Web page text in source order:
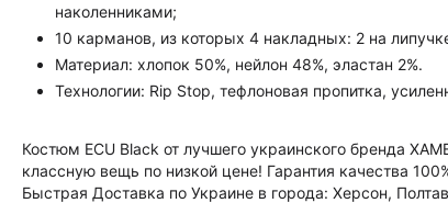
наколенниками;
10 карманов, из которых 4 накладных: 2 на
Материал: хлопок 50%, нейлон 48%, эластан 2%.
Технологии: Rip Stop, тефлоновая пропитка,
Костюм ECU Black от лучшего украинского бренда
классную вещь по низкой цене! Гарантия качества
Быстрая Доставка по Украине в города: Херсон,